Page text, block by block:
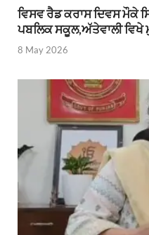
ਵਿਸਵ ਰੈਡ ਕਰਾਸ ਦਿਵਸ ਮੌਕੇ
ਪਬਲਿਕ ਸਕੂਲ,ਅੱਤੇਵਾਲੀ
8 May 2026